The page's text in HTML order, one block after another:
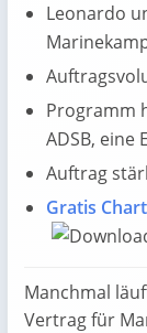
Leonardo
Programm
ADSB, eine
Auftrag
Gratis
Manchmal
Vertrag für